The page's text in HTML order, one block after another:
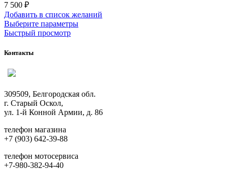
7 500 ₽
Добавить в список желаний
Выберите параметрыЭтот
на
товара.
Быстрый просмотр
Контакты
309509, Белгородская обл.
г. Старый Оскол,
ул. 1-й Конной Армии, д. 86
телефон магазина
+7 (903) 642-39-88
телефон мотосервиса
+7-980-382-94-40